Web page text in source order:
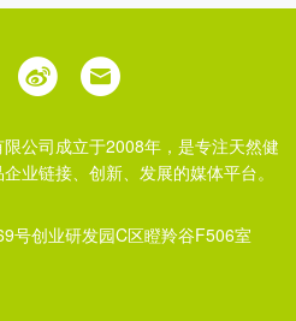
公司成立于2008年，是专注天然健
业链接、创新、发展的媒体平台。
号创业研发园C区瞪羚谷F506室